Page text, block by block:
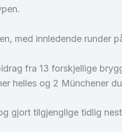
med innledende runder
fra 13 forskjellige
helles og 2 Münchener
gjort tilgjenglige tidlig